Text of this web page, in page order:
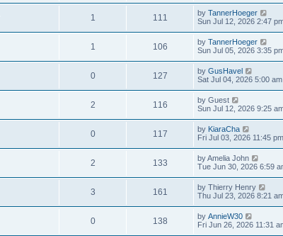
1 111 by TannerHoeger
Sun Jul 12, 2026 2:47
1 106 by TannerHoeger
Sun Jul 05, 2026 3:35
0 127 by GusHavel
Sat Jul 04, 2026 5:00 am
2 116 by Guest
Sun Jul 12, 2026 9:25
0 117 by KiaraCha
Fri Jul 03, 2026 11:45 pm
2 133 byAmelia John
Tue Jun 30, 2026 6:59
3 161 by Thierry Henry
Thu Jul 23, 2026 8:21
0 138 by AnnieW30
Fri Jun 26, 2026 11:31